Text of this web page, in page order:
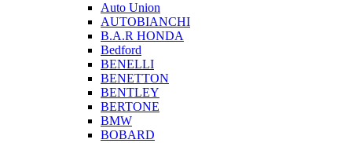
Auto Union
AUTOBIANCHI
B.A.R HONDA
Bedford
BENELLI
BENETTON
BENTLEY
BERTONE
BMW
BOBARD